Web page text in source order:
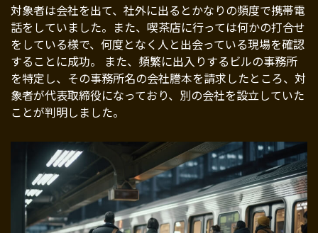
対象者は会社を出て、社外に出るとかなりの頻度で携帯電
話をしていました。また、喫茶店に行っては何かの打合せ
をしている様で、何度となく人と出会っている現場を確認
することに成功。 また、頻繁に出入りするビルの事務所
を特定し、その事務所名の会社謄本を請求したところ、対
象者が代表取締役になっており、別の会社を設立していた
ことが判明しました。